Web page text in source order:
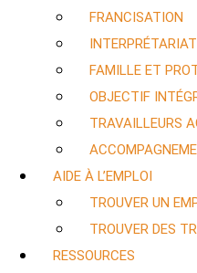
FRANCISATION
INTERPRÉTARIAT
FAMILLE ET
OBJECTIF
TRAVAILLEURS
AIDE À L’EMPLOI
TROUVER UN
TROUVER DES
RESSOURCES